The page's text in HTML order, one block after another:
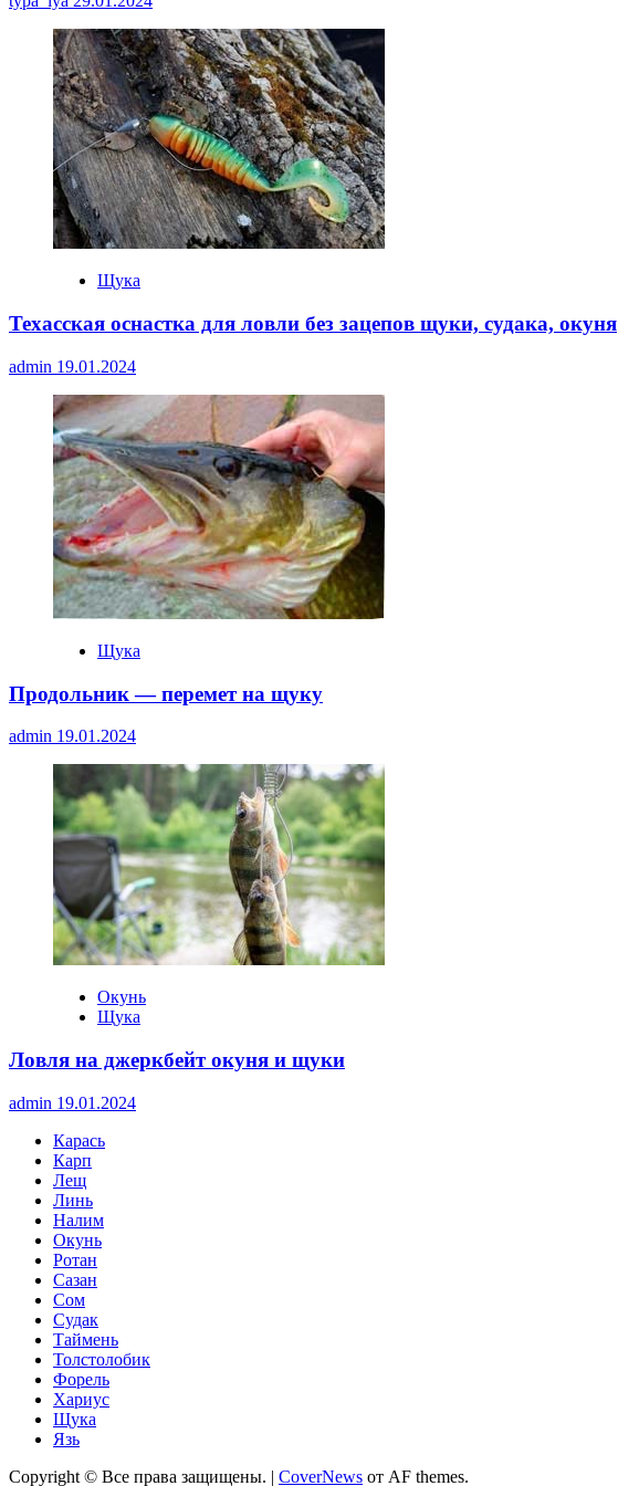
Щука
Техасская оснастка для ловли без зацепов щуки, судака, окуня
admin 19.01.2024
Щука
Продольник — перемет на щуку
admin 19.01.2024
Окунь
Щука
Ловля на джеркбейт окуня и щуки
admin 19.01.2024
Карась
Карп
Лещ
Линь
Налим
Окунь
Ротан
Сазан
Сом
Судак
Таймень
Толстолобик
Форель
Хариус
Щука
Язь
Copyright © Все права защищены. | CoverNews от AF themes.